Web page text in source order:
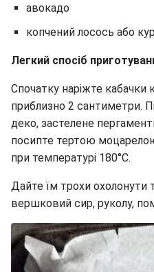
авокадо
копчений лосось або
Легкий спосіб
Спочатку наріжте
приблизно 2 сантиметри.
деко, застелене
посипте тертою
при температурі 180°C.
Дайте їм трохи охолонути
вершковий сир, руколу,